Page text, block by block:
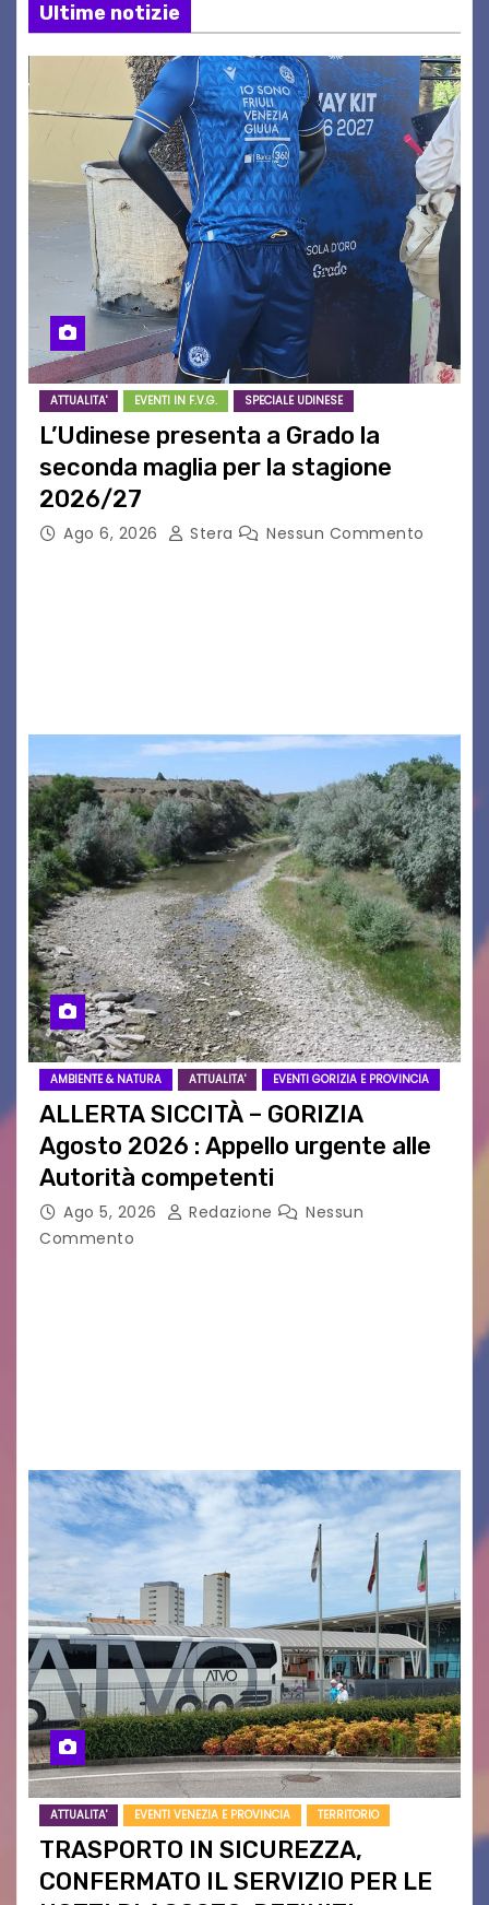
Ultime notizie
ATTUALITA' EVENTI IN F.V.G. SPECIALE UDINESE
L’Udinese presenta a Grado la
seconda maglia per la stagione
2026/27
Ago 6, 2026 Stera Nessun Commento
AMBIENTE & NATURA ATTUALITA' EVENTI GORIZIA E PROVINCIA
ALLERTA SICCITÀ – GORIZIA
Agosto 2026 : Appello urgente alle
Autorità competenti
Ago 5, 2026 Redazione
Nessun
Commento
ATTUALITA' EVENTI VENEZIA E PROVINCIA TERRITORIO
TRASPORTO IN SICUREZZA,
CONFERMATO IL SERVIZIO PER LE